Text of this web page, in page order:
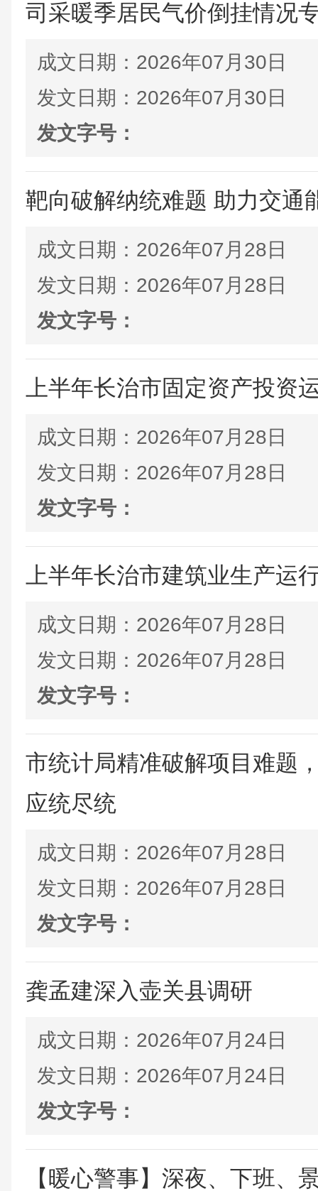
司采暖季居民气价倒挂情况
成文日期： 2026年07月30日
发文日期： 2026年07月30日
发文字号：
靶向破解纳统难题 助力交通
成文日期： 2026年07月28日
发文日期： 2026年07月28日
发文字号：
上半年长治市固定资产投资
成文日期： 2026年07月28日
发文日期： 2026年07月28日
发文字号：
上半年长治市建筑业生产运
成文日期： 2026年07月28日
发文日期： 2026年07月28日
发文字号：
市统计局精准破解项目难题
应统尽统
成文日期： 2026年07月28日
发文日期： 2026年07月28日
发文字号：
龚孟建深入壶关县调研
成文日期： 2026年07月24日
发文日期： 2026年07月24日
发文字号：
【暖心警事】深夜、下班